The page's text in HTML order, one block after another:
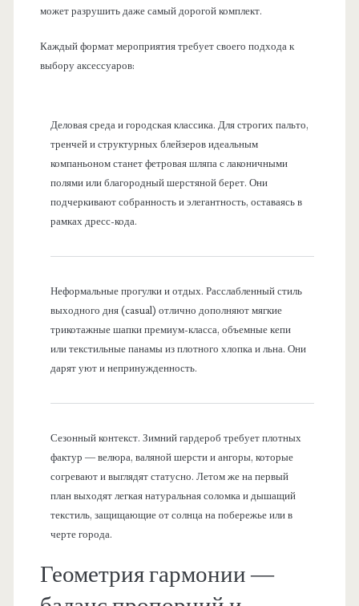
может разрушить даже самый дорогой комплект.
Каждый формат мероприятия требует своего подхода к
выбору аксессуаров:
Деловая среда и городская классика. Для строгих пальто,
тренчей и структурных блейзеров идеальным
компаньоном станет фетровая шляпа с лаконичными
полями или благородный шерстяной берет. Они
подчеркивают собранность и элегантность, оставаясь в
рамках дресс-кода.
Неформальные прогулки и отдых. Расслабленный стиль
выходного дня (casual) отлично дополняют мягкие
трикотажные шапки премиум-класса, объемные кепи
или текстильные панамы из плотного хлопка и льна. Они
дарят уют и непринужденность.
Сезонный контекст. Зимний гардероб требует плотных
фактур — велюра, валяной шерсти и ангоры, которые
согревают и выглядят статусно. Летом же на первый
план выходят легкая натуральная соломка и дышащий
текстиль, защищающие от солнца на побережье или в
черте города.
Геометрия гармонии —